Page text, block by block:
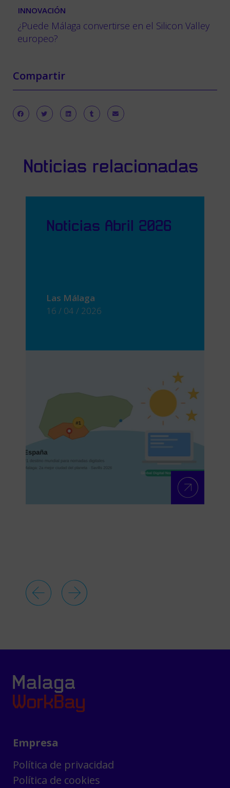
INNOVACIÓN
¿Puede Málaga convertirse en el Silicon Valley
europeo?
Compartir
Noticias relacionadas
Noticias Abril 2026
Las Málaga
16 / 04 / 2026
Empresa
Política de privacidad
Política de cookies